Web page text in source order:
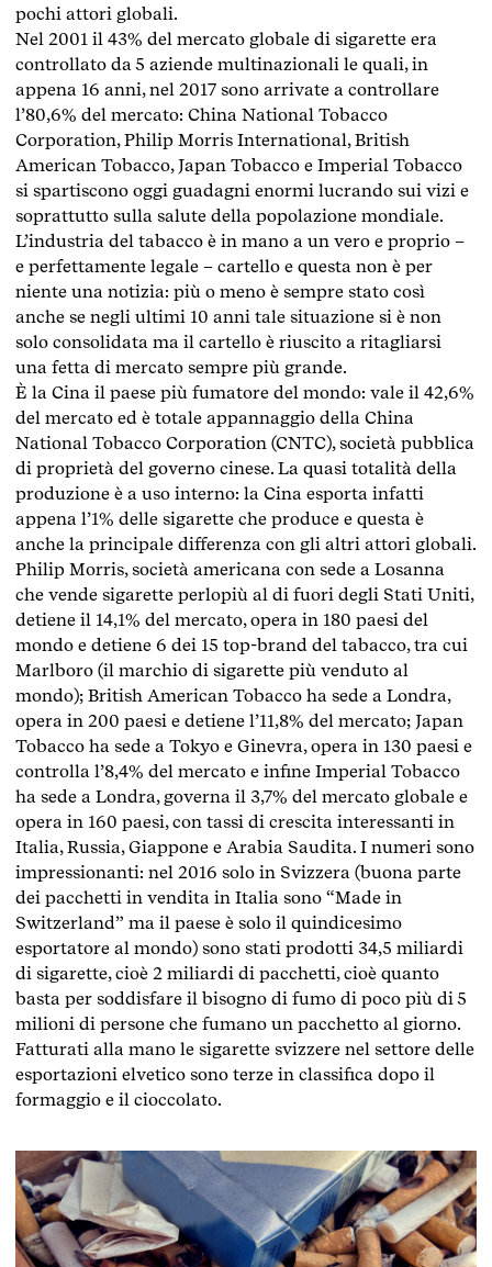
pochi attori globali.
Nel 2001 il 43% del mercato globale di sigarette era
controllato da 5 aziende multinazionali le quali, in
appena 16 anni, nel 2017 sono arrivate a controllare
l’80,6% del mercato: China National Tobacco
Corporation, Philip Morris International, British
American Tobacco, Japan Tobacco e Imperial Tobacco
si spartiscono oggi guadagni enormi lucrando sui vizi e
soprattutto sulla salute della popolazione mondiale.
L’industria del tabacco è in mano a un vero e proprio –
e perfettamente legale – cartello e questa non è per
niente una notizia: più o meno è sempre stato così
anche se negli ultimi 10 anni tale situazione si è non
solo consolidata ma il cartello è riuscito a ritagliarsi
una fetta di mercato sempre più grande.
È la Cina il paese più fumatore del mondo: vale il 42,6%
del mercato ed è totale appannaggio della China
National Tobacco Corporation (CNTC), società pubblica
di proprietà del governo cinese. La quasi totalità della
produzione è a uso interno: la Cina esporta infatti
appena l’1% delle sigarette che produce e questa è
anche la principale differenza con gli altri attori globali.
Philip Morris, società americana con sede a Losanna
che vende sigarette perlopiù al di fuori degli Stati Uniti,
detiene il 14,1% del mercato, opera in 180 paesi del
mondo e detiene 6 dei 15 top-brand del tabacco, tra cui
Marlboro (il marchio di sigarette più venduto al
mondo); British American Tobacco ha sede a Londra,
opera in 200 paesi e detiene l’11,8% del mercato; Japan
Tobacco ha sede a Tokyo e Ginevra, opera in 130 paesi e
controlla l’8,4% del mercato e infine Imperial Tobacco
ha sede a Londra, governa il 3,7% del mercato globale e
opera in 160 paesi, con tassi di crescita interessanti in
Italia, Russia, Giappone e Arabia Saudita. I numeri sono
impressionanti: nel 2016 solo in Svizzera (buona parte
dei pacchetti in vendita in Italia sono “Made in
Switzerland” ma il paese è solo il quindicesimo
esportatore al mondo) sono stati prodotti 34,5 miliardi
di sigarette, cioè 2 miliardi di pacchetti, cioè quanto
basta per soddisfare il bisogno di fumo di poco più di 5
milioni di persone che fumano un pacchetto al giorno.
Fatturati alla mano le sigarette svizzere nel settore delle
esportazioni elvetico sono terze in classifica dopo il
formaggio e il cioccolato.